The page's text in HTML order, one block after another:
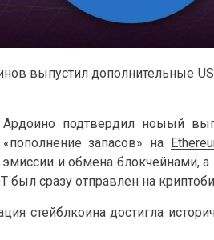
выпустил дополнительные
подтвердил ноыый
запасов» на
и обмена блокчейнами, а
был сразу отправлен на
стейблкоина достигла